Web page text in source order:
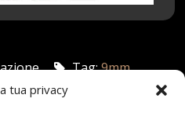
tua privacy
Tag:9mm,
,PNEUMATICI